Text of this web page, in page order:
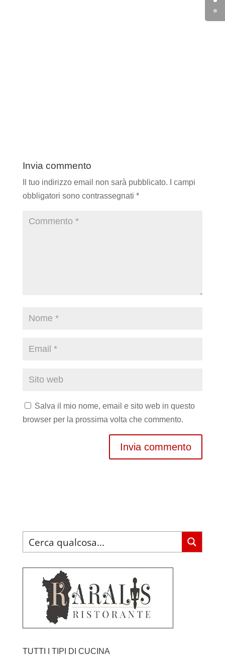
Invia commento
Il tuo indirizzo email non sarà pubblicato.
I campi
obbligatori sono contrassegnati *
Salva il mio nome, email e sito web in questo
browser per la prossima volta che commento.
TUTTI I TIPI DI CUCINA